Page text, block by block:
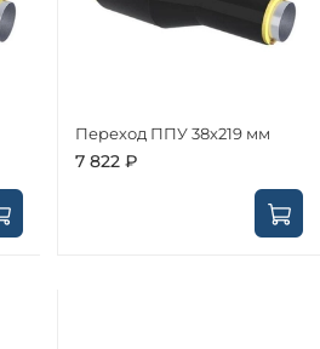
Переход ППУ 38х219 мм
7 822 ₽